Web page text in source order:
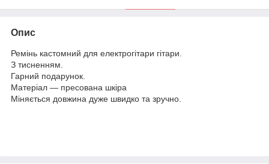
Опис
Ремінь кастомний для електрогітари гітари.
З тисненням.
Гарний подарунок.
Матеріал — пресована шкіра
Міняється довжина дуже швидко та зручно.